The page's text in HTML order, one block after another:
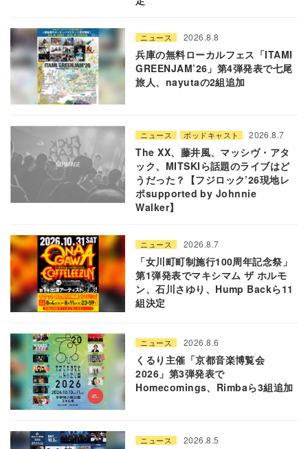
ニュース 2026.8.8
兵庫の無料ローカルフェス「ITAMI
GREENJAM’26」第4弾発表で七尾
旅人、nayutaの2組追加
ニュース ポッドキャスト 2026.8.7
The XX、藤井風、マッシヴ・アタ
ック、MITSKIら話題のライブはど
うだった？【フジロック’26現地レ
ポsupported by Johnnie
Walker】
ニュース 2026.8.7
「女川町町制施行100周年記念祭」
第1弾発表でマキシマム ザ ホルモ
ン、石川さゆり、Hump Backら11
組決定
ニュース 2026.8.6
くるり主催「京都音楽博覧会
2026」第3弾発表で
Homecomings、Rimbaら3組追加
ニュース 2026.8.5